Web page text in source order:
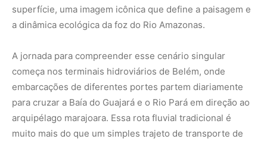
superfície, uma imagem icônica que define a paisagem e
a dinâmica ecológica da foz do Rio Amazonas.
A jornada para compreender esse cenário singular
começa nos terminais hidroviários de Belém, onde
embarcações de diferentes portes partem diariamente
para cruzar a Baía do Guajará e o Rio Pará em direção ao
arquipélago marajoara. Essa rota fluvial tradicional é
muito mais do que um simples trajeto de transporte de